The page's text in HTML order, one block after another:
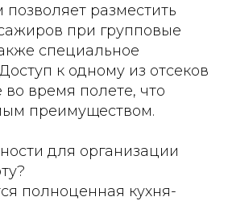
позволяет разместить
при групповые
специальное
к одному из отсеков
время полете, что
преимуществом.
для организации
полноценная кухня-